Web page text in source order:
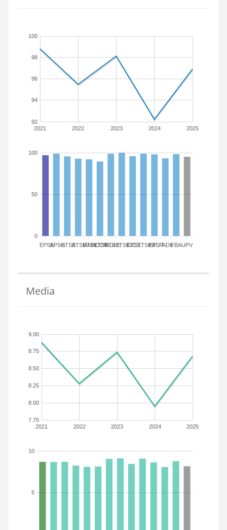
2021 2022 2023 2024 2025
92
94
96
98
100
EPSAEPSGETSAETSIAMN
ETSICCP
ETSIADI
ETSIEETSIGCT
ETSIIETSINFETSITFADEFBAUPV
0
50
100
Media
2021 2022 2023 2024 2025
7.75
8.00
8.25
8.50
8.75
9.00
5
10